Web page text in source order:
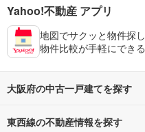
Yahoo!不動産 アプリ
地図でサクッと物件探し
物件比較が手軽にできる
大阪府の中古一戸建てを探す
路線・駅から探す
東西線の不動産情報を探す